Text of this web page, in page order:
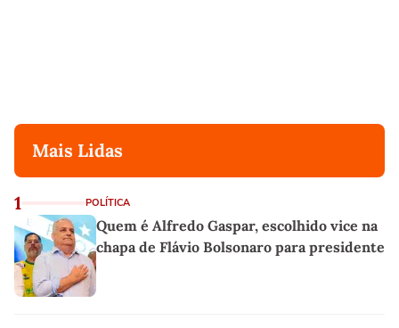
Mais Lidas
1 POLÍTICA
Quem é Alfredo Gaspar, escolhido vice na
chapa de Flávio Bolsonaro para presidente